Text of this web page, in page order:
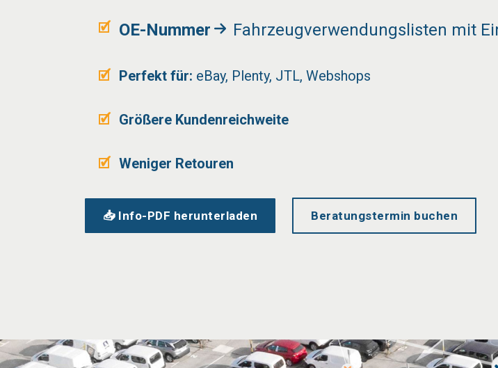
OE-Nummer Fahrzeugverwendungslisten mit
Perfekt für: eBay, Plenty, JTL, Webshops
Größere Kundenreichweite
Weniger Retouren
📥 Info-PDF herunterladen Beratungstermin buchen